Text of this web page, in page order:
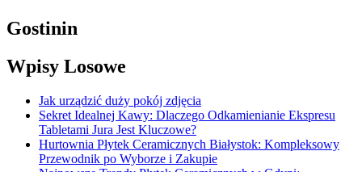
Gostinin
Wpisy Losowe
Jak urządzić duży pokój zdjęcia
Sekret Idealnej Kawy: Dlaczego Odkamienianie Ekspresu
Tabletami Jura Jest Kluczowe?
Hurtownia Płytek Ceramicznych Białystok: Kompleksowy
Przewodnik po Wyborze i Zakupie